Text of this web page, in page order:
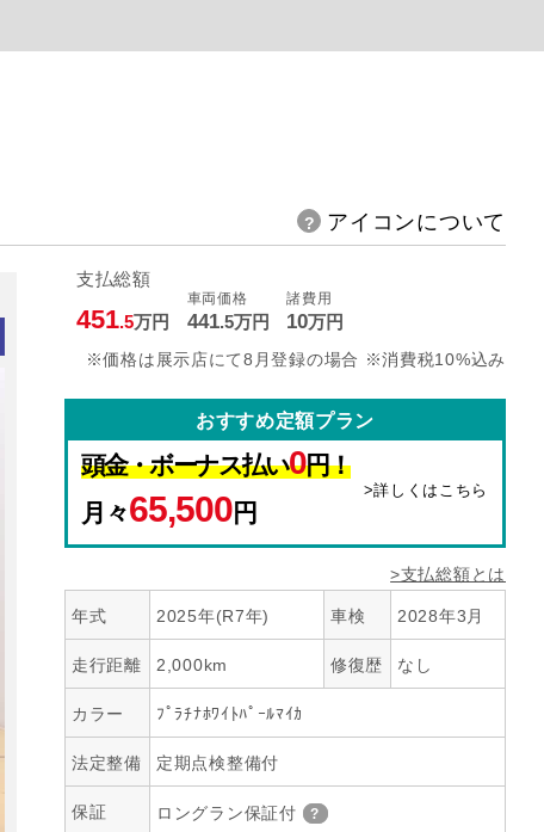
アイコンについて
支払総額
451.5万円
車両価格
441.5万円
諸費用
10万円
※価格は展示店にて8月登録の場合 ※消費税10%込み
おすすめ定額プラン
頭金・ボーナス払い0円！
月々65,500円
>詳しくはこちら
>支払総額とは
年式 2025年(R7年) 車検 2028年3月
走行距離 2,000km 修復歴 なし
カラー ﾌﾟﾗﾁﾅﾎﾜｲﾄﾊﾟｰﾙﾏｲｶ
法定整備 定期点検整備付
保証 ロングラン保証付